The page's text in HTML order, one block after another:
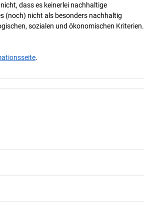
dass es keinerlei nachhaltige
(noch) nicht als besonders nachhaltig
sozialen und ökonomischen Kriterien.
.